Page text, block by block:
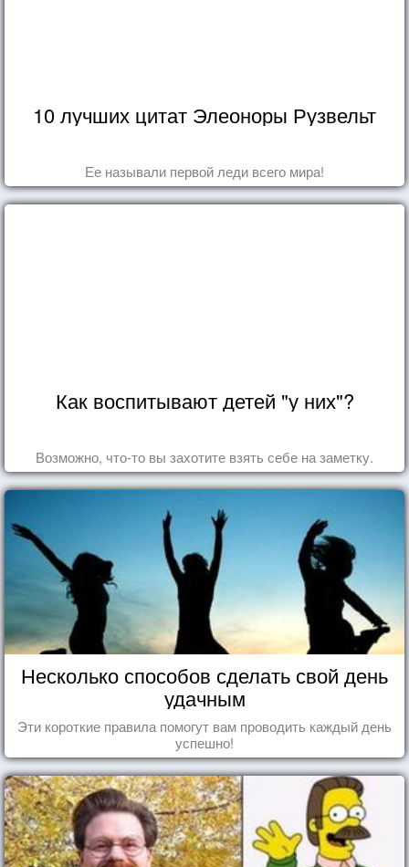
10 лучших цитат Элеоноры Рузвельт
Ее называли первой леди всего мира!
Как воспитывают детей "у них"?
Возможно, что-то вы захотите взять себе на заметку.
Несколько способов сделать свой день
удачным
Эти короткие правила помогут вам проводить каждый день
успешно!